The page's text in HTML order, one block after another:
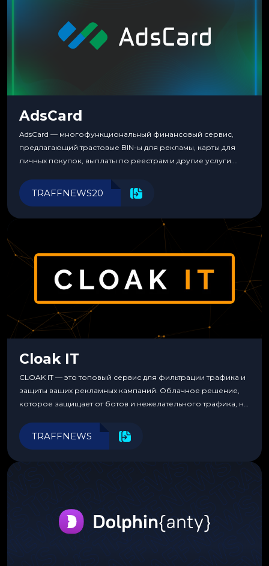
AdsCard
AdsCard — многофункциональный финансовый сервис,
предлагающий трастовые BIN-ы для рекламы, карты для
личных покупок, выплаты по реестрам и другие услуги.
инструменты для управления финансами.
TRAFFNEWS20
Cloak IT
CLOAK IT — это топовый сервис для фильтрации трафика и
защиты ваших рекламных кампаний. Облачное решение,
которое защищает от ботов и нежелательного трафика, не
программирования.
TRAFFNEWS